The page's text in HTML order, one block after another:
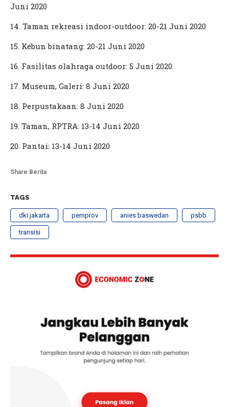
Juni 2020
14. Taman rekreasi indoor-outdoor: 20-21 Juni 2020
15. Kebun binatang: 20-21 Juni 2020
16. Fasilitas olahraga outdoor: 5 Juni 2020
17. Museum, Galeri: 8 Juni 2020
18. Perpustakaan: 8 Juni 2020
19. Taman, RPTRA: 13-14 Juni 2020
20. Pantai: 13-14 Juni 2020
Share Berita
TAGS
dki jakarta pemprov anies baswedan psbb
transisi